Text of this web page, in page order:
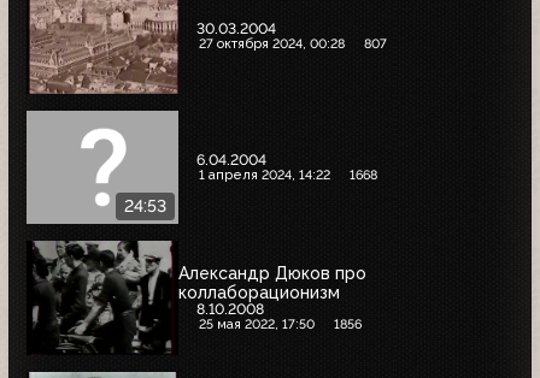
30.03.2004
27 октября 2024, 00:28 807
24:53
6.04.2004
1 апреля 2024, 14:22 1668
Александр Дюков про
коллаборационизм
8.10.2008
25 мая 2022, 17:50 1856